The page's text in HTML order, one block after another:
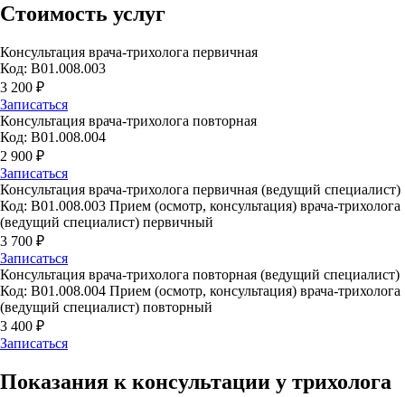
Стоимость услуг
Консультация врача-трихолога первичная
Код: B01.008.003
3 200 ₽
Записаться
Консультация врача-трихолога повторная
Код: B01.008.004
2 900 ₽
Записаться
Консультация врача-трихолога первичная (ведущий специалист)
Код: B01.008.003 Прием (осмотр, консультация) врача-трихолога
(ведущий специалист) первичный
3 700 ₽
Записаться
Консультация врача-трихолога повторная (ведущий специалист)
Код: B01.008.004 Прием (осмотр, консультация) врача-трихолога
(ведущий специалист) повторный
3 400 ₽
Записаться
Показания к консультации у трихолога